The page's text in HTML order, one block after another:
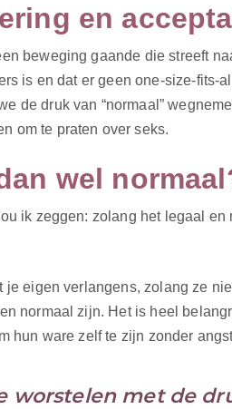
en
beweging gaande die streeft
is en dat er geen one-size-fits-
de druk van “normaal”
om te praten over seks.
wel
ik zeggen: zolang het legaal
je eigen verlangens, zolang ze
normaal zijn. Het is heel
hun ware zelf te zijn zonder
worstelen met de